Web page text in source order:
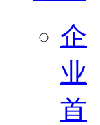
企
业
首